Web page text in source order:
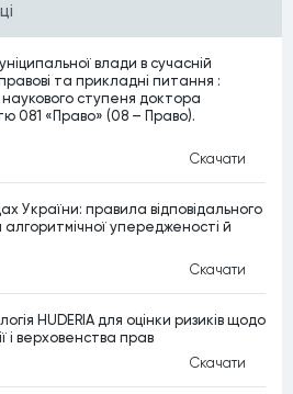
влади в сучасній
та прикладні питання :
ступеня доктора
081 «Право» (08 – Право).
Скачати
України: правила відповідального
упередженості й
Скачати
HUDERIA для оцінки ризиків щодо
і верховенства прав
Скачати